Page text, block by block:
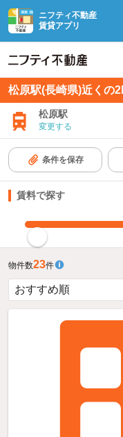
ニフティ不動産
賃貸アプリ
松原駅(長崎県)近くの
松原駅
変更する
条件を保存
賃料で探す
物件数23件